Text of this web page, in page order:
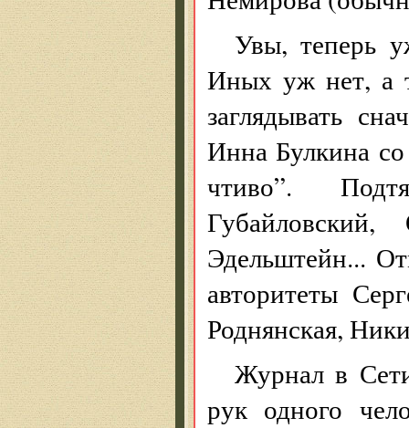
Увы, теперь
Иных уж нет, а
заглядывать
Инна Булкина
чтиво”.
Эдельштейн...
авторитеты
Роднянская,
Журнал в
рук одного